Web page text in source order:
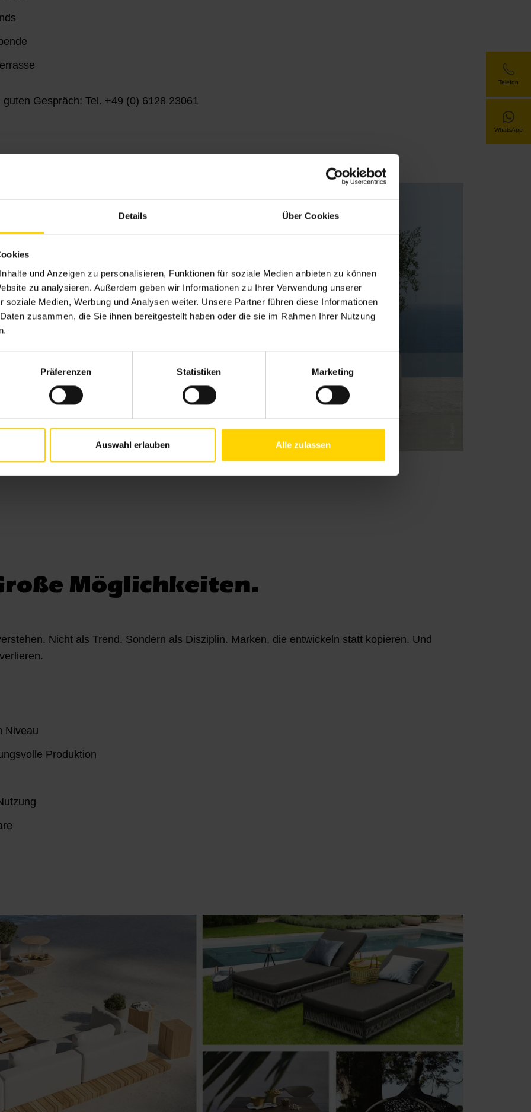
Details Über Cookies
und Anzeigen zu personalisieren, Funktionen für soziale Medien anbieten zu können
zu analysieren. Außerdem geben wir Informationen zu Ihrer Verwendung unserer
soziale Medien, Werbung und Analysen weiter. Unsere Partner führen diese Informationen
zusammen, die Sie ihnen bereitgestellt haben oder die sie im Rahmen Ihrer Nutzung
Präferenzen Statistiken Marketing
Auswahl erlauben Alle zulassen
Gespräch: Tel. +49 (0) 6128 23061
Möglichkeiten.
Nicht als Trend. Sondern als Disziplin. Marken, die entwickeln statt kopieren. Und
Niveau
Produktion
Telefon
WhatsApp